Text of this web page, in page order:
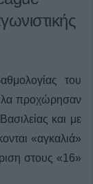
του
προχώρησαν
και με
«αγκαλιά»
στους «16»